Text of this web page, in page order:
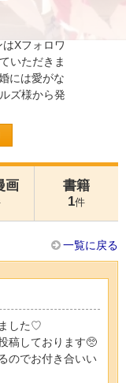
Xフォロワ
いただきま
には愛がな
ズ様から発
画
書籍
1件
一覧に戻る
した♡
稿しております🥺
のでお付き合いい